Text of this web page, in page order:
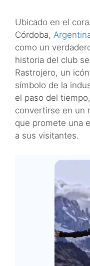
Ubicado en el
Córdoba,
como un
historia del club
Rastrojero, un
símbolo de la
el paso del
convertirse en un
que promete una
a sus visitantes.